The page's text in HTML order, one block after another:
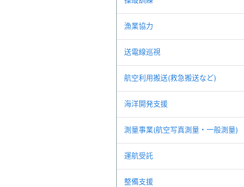
漁業協力
送電線巡視
航空利用搬送(救急搬送など)
海洋開発支援
測量事業(航空写真測量・一般測量)
運航受託
整備支援